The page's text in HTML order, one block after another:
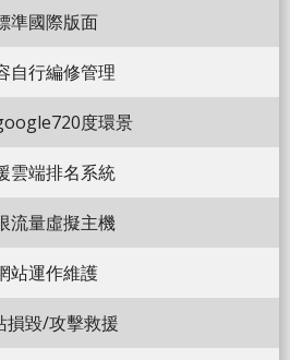
準國際版面
自行編修管理
度環景
雲端排名系統
流量虛擬主機
站運作維護
損毀/攻擊救援